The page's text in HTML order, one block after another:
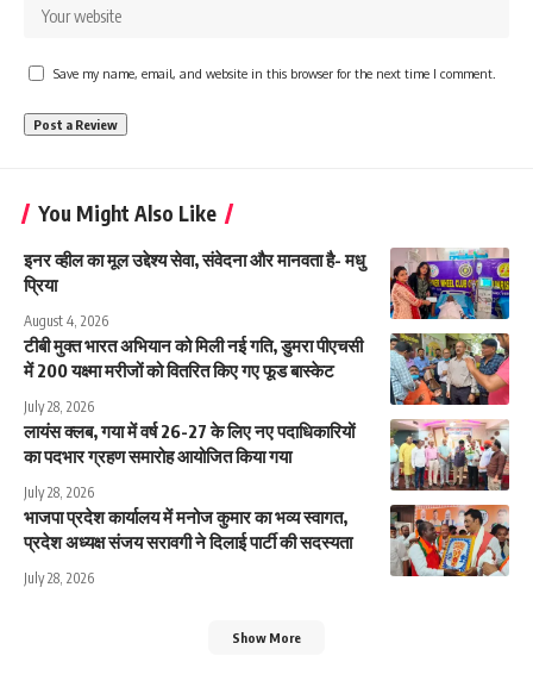
Save my name, email, and website in this browser for the next time I comment.
You Might Also Like
इनर व्हील का मूल उद्देश्य सेवा, संवेदना और मानवता है- मधु
प्रिया
August 4, 2026
टीबी मुक्त भारत अभियान को मिली नई गति, डुमरा पीएचसी
में 200 यक्ष्मा मरीजों को वितरित किए गए फूड बास्केट
July 28, 2026
लायंस क्लब, गया में वर्ष 26-27 के लिए नए पदाधिकारियों
का पदभार ग्रहण समारोह आयोजित किया गया
July 28, 2026
भाजपा प्रदेश कार्यालय में मनोज कुमार का भव्य स्वागत,
प्रदेश अध्यक्ष संजय सरावगी ने दिलाई पार्टी की सदस्यता
July 28, 2026
Show More